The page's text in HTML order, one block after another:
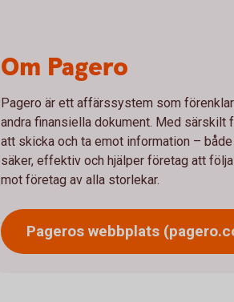
Om Pagero
Pagero är ett affärssystem som
andra finansiella dokument. Med
att skicka och ta emot information –
säker, effektiv och hjälper företag att
mot företag av alla storlekar.
Pageros webbplats